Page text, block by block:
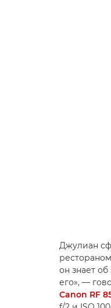
Джулиан
он знает
его», —
Canon RF